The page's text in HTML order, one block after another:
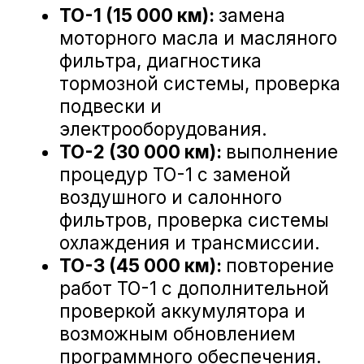
Замена жидкости ГУР Honda CR-V
Замена рулевой тяги Honda CR-V
Замена рулевых наконечников Honda CR-V
Диагностика ходовой части Honda CR-V
Замена амортизатора подвески Honda CR-V
Что входит в ТО Honda
CR-V?
Техническое обслуживание Honda
CR-V в сервисе А-Драйв включает
множество необходимых проверок и